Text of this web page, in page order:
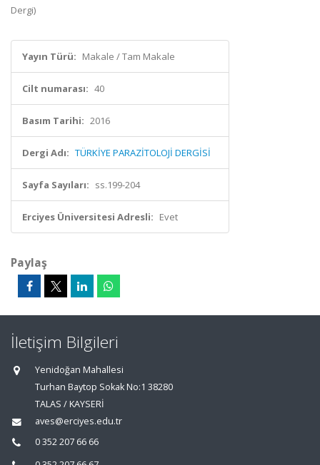
Dergi)
Yayın Türü: Makale / Tam Makale
Cilt numarası: 40
Basım Tarihi: 2016
Dergi Adı: TÜRKİYE PARAZİTOLOJİ DERGİSİ
Sayfa Sayıları: ss.199-204
Erciyes Üniversitesi Adresli: Evet
Paylaş
İletişim Bilgileri
Yenidoğan Mahallesi
Turhan Baytop Sokak No:1 38280
TALAS / KAYSERİ
aves@erciyes.edu.tr
0 352 207 66 66